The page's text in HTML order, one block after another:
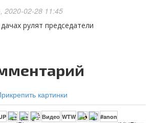
02-28 11:45
рулят председатели
картинки